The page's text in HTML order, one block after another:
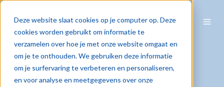
Deze website slaat cookies op je computer op. Deze
cookies worden gebruikt om informatie te
verzamelen over hoe je met onze website omgaat en
om je te onthouden. We gebruiken deze informatie
om je surfervaring te verbeteren en personaliseren,
en voor analyse en meetgegevens over onze